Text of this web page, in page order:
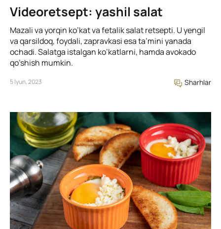
Videoretsept: yashil salat
Mazali va yorqin ko’kat va fetalik salat retsepti. U yengil
va qarsildoq, foydali, zapravkasi esa ta’mini yanada
ochadi. Salatga istalgan ko’katlarni, hamda avokado
qo’shish mumkin.
5 Iyun, 2023 Sharhlar